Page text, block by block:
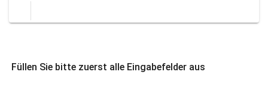
Füllen Sie bitte zuerst alle Eingabefelder aus